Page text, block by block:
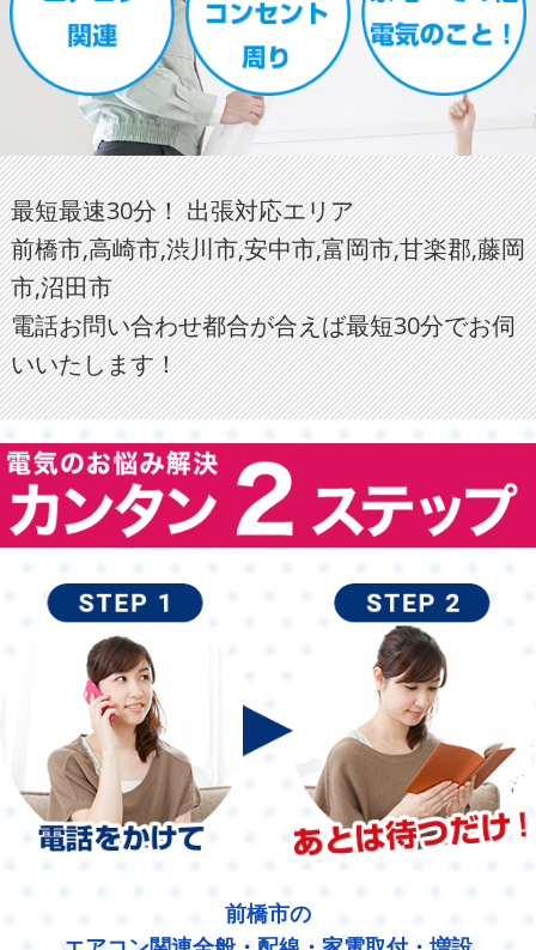
最短最速30分！ 出張対応エリア
前橋市,高崎市,渋川市,安中市,富岡市,甘楽郡,藤岡
市,沼田市
電話お問い合わせ都合が合えば最短30分でお伺
いいたします！
前橋市の